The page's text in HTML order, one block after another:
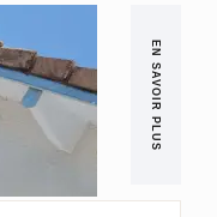
EN SAVOIR PLUS